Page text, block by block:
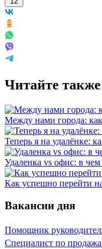
Читайте также
Между нами города:
Теперь я на удалёнке:
Удаленка vs офис: в
Как успешно перейти
Вакансии дня
Помощник
Специалист по